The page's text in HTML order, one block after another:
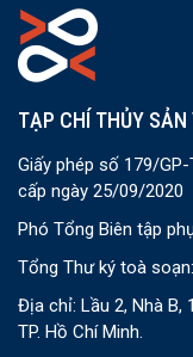
TẠP CHÍ THỦY SẢN
Giấy phép số 179/
cấp ngày 25/09/2020
Phó Tổng Biên tập
Tổng Thư ký toà
Địa chỉ: Lầu 2, Nhà B,
TP. Hồ Chí Minh.